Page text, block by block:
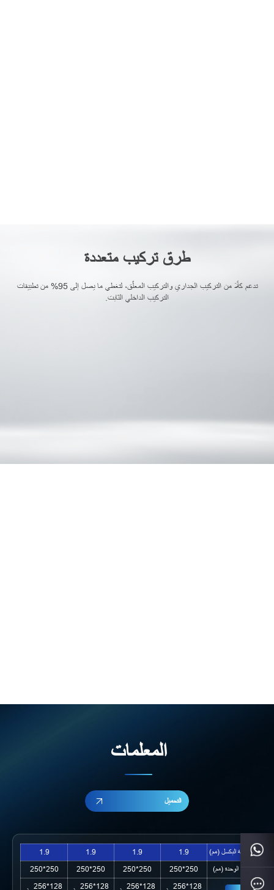
طرق تركيب متعددة
تدعم كلًا من التركيب الجداري والتركيب المعلّق، لتغطي ما يصل إلى 95% من تطبيقات
التركيب الداخلي الثابت.
المعلمات
التحميل
مسافة البكسل (مم) 1.9
1.9
1.9
1.9
حجم الوحدة (مم)
250*250
250*250
250*250
250*250
128*256、
128*256、
128*256、
128*256、